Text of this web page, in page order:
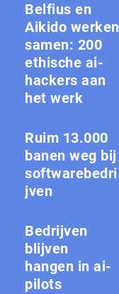
Belfius en
Aikido werken
samen: 200
ethische ai-
hackers aan
het werk
Ruim 13.000
banen weg bij
softwarebedri
jven
Bedrijven
blijven
hangen in ai-
pilots